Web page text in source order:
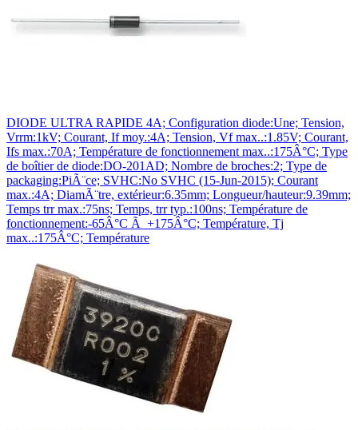
DIODE ULTRA RAPIDE 4A; Configuration diode:Une; Tension,
Vrrm:1kV; Courant, If moy.:4A; Tension, Vf max..:1.85V; Courant,
Ifs max.:70A; Température de fonctionnement max..:175Â°C; Type
de boîtier de diode:DO-201AD; Nombre de broches:2; Type de
packaging:PiÃ¨ce; SVHC:No SVHC (15-Jun-2015); Courant
max.:4A; DiamÃ¨tre, extérieur:6.35mm; Longueur/hauteur:9.39mm;
Temps trr max.:75ns; Temps, trr typ.:100ns; Température de
fonctionnement:-65Â°C Ã +175Â°C; Température, Tj
max..:175Â°C; Température